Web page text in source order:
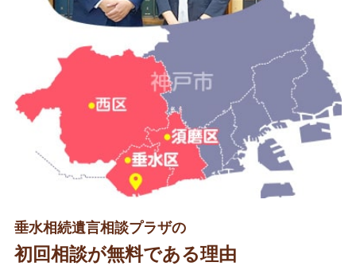
垂水相続遺言相談プラザの
初回相談が無料である理由